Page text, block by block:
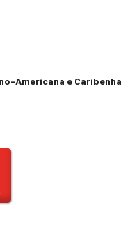
Americana e Caribenha